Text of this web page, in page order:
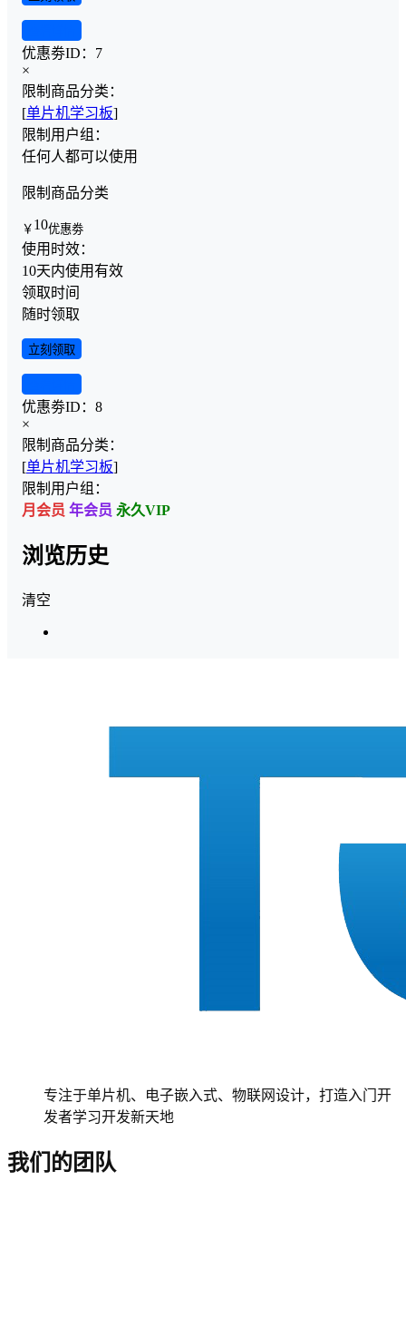
优惠劵ID： 7
×
限制商品分类：
[单片机学习板]
限制用户组：
任何人都可以使用
限制商品分类
￥ 10优惠劵
使用时效：
10天内使用有效
领取时间
随时领取
立刻领取
优惠劵ID： 8
×
限制商品分类：
[单片机学习板]
限制用户组：
月会员 年会员 永久VIP
浏览历史
清空
专注于单片机、电子嵌入式、物联网设计，打造入门开
发者学习开发新天地
我们的团队